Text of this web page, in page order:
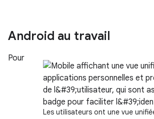
Android au travail
Les utilisateurs ont une vue
Pour